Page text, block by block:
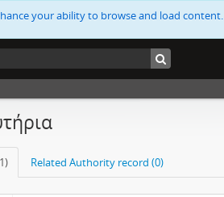
your ability to browse and load content.
Related Authority record (0)